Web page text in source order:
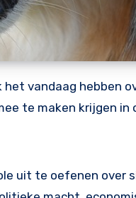
vandaag hebben
te maken krijgen in
uit te oefenen over